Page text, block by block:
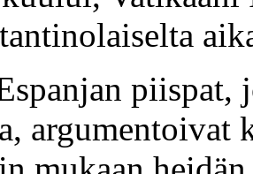
piispat,
argumentoivat